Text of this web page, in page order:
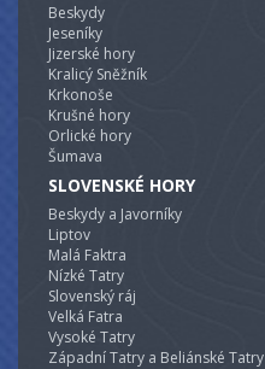
Beskydy
Jeseníky
Jizerské hory
Kralicý Sněžník
Krkonoše
Krušné hory
Orlické hory
Šumava
SLOVENSKÉ HORY
Beskydy a Javorníky
Liptov
Malá Faktra
Nízké Tatry
Slovenský ráj
Velká Fatra
Vysoké Tatry
Západní Tatry a Beliánské Tatry